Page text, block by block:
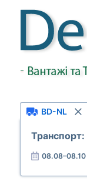
BD-NL
Транспорт:
08.08–08.10